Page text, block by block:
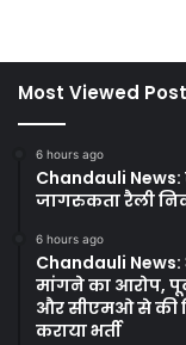
Most Viewed
6 hours ago
Chandauli
जागरुकता रैली
6 hours ago
Chandauli
मांगने का आरोप,
और सीएमओ से की
कराया भर्ती